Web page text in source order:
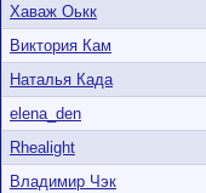
Хаваж Оькк
Виктория Кам
Наталья Када
elena_den
Rhealight
Владимир Чэк